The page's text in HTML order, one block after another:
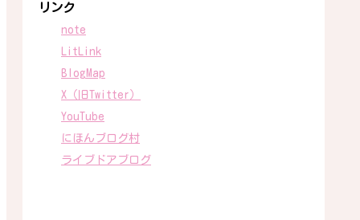
リンク
note
LitLink
BlogMap
X（旧Twitter）
YouTube
にほんブログ村
ライブドアブログ